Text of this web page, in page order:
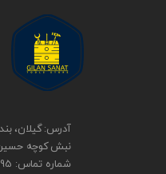
آدرس: گیلان،
نبش کوچه
شماره تماس: 01344530195 - 09111843948